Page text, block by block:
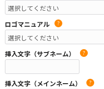
ロゴマニュアル ?
挿入文字（サブネーム） ?
挿入文字（メインネーム） ?